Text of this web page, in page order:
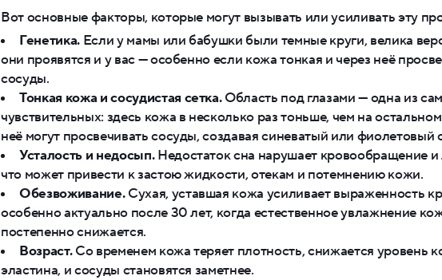
Вот основные факторы, которые могут вызывать или усиливать эту
Генетика.Если у мамы или бабушки были темные круги, велика
они проявятся и у вас — особенно если кожа тонкая и через неё
сосуды.
Тонкая кожа и сосудистая сетка.Область под глазами — одна из
чувствительных: здесь кожа в несколько раз тоньше, чем на
неё могут просвечивать сосуды, создавая синеватый или фиолетовый
Усталость и недосып.Недостаток сна нарушает кровообращение
что может привести к застою жидкости, отекам и потемнению кожи.
Обезвоживание.Сухая, уставшая кожа усиливает выраженность
особенно актуально после 30 лет, когда естественное увлажнение
постепенно снижается.
Возраст.Со временем кожа теряет плотность, снижается уровень
эластина, и сосуды становятся заметнее.